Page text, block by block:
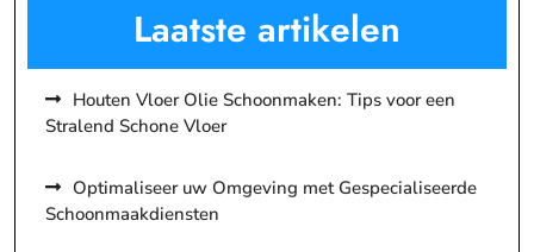
Laatste artikelen
Houten Vloer Olie Schoonmaken: Tips voor een
Stralend Schone Vloer
Optimaliseer uw Omgeving met Gespecialiseerde
Schoonmaakdiensten